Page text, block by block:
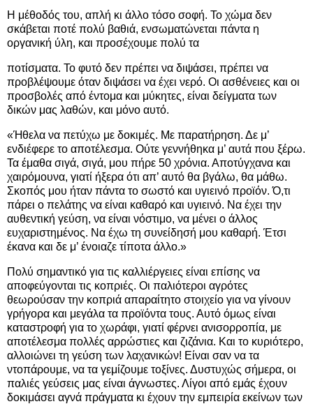
Η μέθοδός του, απλή κι άλλο τόσο σοφή. Το χώμα δεν
σκάβεται ποτέ πολύ βαθιά, ενσωματώνεται πάντα η
οργανική ύλη, και προσέχουμε πολύ τα
ποτίσματα. Το φυτό δεν πρέπει να διψάσει, πρέπει να
προβλέψουμε όταν διψάσει να έχει νερό. Οι ασθένειες και οι
προσβολές από έντομα και μύκητες, είναι δείγματα των
δικών μας λαθών, και μόνο αυτό.
«Ήθελα να πετύχω με δοκιμές. Με παρατήρηση. Δε μ’
ενδιέφερε το αποτέλεσμα. Ούτε γεννήθηκα μ’ αυτά που ξέρω.
Τα έμαθα σιγά, σιγά, μου πήρε 50 χρόνια. Αποτύγχανα και
χαιρόμουνα, γιατί ήξερα ότι απ’ αυτό θα βγάλω, θα μάθω.
Σκοπός μου ήταν πάντα το σωστό και υγιεινό προϊόν. Ό,τι
πάρει ο πελάτης να είναι καθαρό και υγιεινό. Να έχει την
αυθεντική γεύση, να είναι νόστιμο, να μένει ο άλλος
ευχαριστημένος. Να έχω τη συνείδησή μου καθαρή. Έτσι
έκανα και δε μ’ ένοιαζε τίποτα άλλο.»
Πολύ σημαντικό για τις καλλιέργειες είναι επίσης να
αποφεύγονται τις κοπριές. Οι παλιότεροι αγρότες
θεωρούσαν την κοπριά απαραίτητο στοιχείο για να γίνουν
γρήγορα και μεγάλα τα προϊόντα τους. Αυτό όμως είναι
καταστροφή για το χωράφι, γιατί φέρνει ανισορροπία, με
αποτέλεσμα πολλές αρρώστιες και ζιζάνια. Και το κυριότερο,
αλλοιώνει τη γεύση των λαχανικών! Είναι σαν να τα
ντοπάρουμε, να τα γεμίζουμε τοξίνες. Δυστυχώς σήμερα, οι
παλιές γεύσεις μας είναι άγνωστες. Λίγοι από εμάς έχουν
δοκιμάσει αγνά πράγματα κι έχουν την εμπειρία εκείνων των